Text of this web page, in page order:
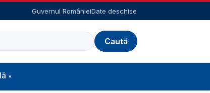
Guvernul RomânieiDate deschise